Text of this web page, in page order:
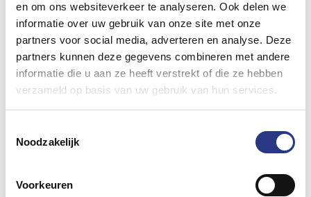
en om ons websiteverkeer te analyseren. Ook delen we
informatie over uw gebruik van onze site met onze
partners voor social media, adverteren en analyse. Deze
partners kunnen deze gegevens combineren met andere
informatie die u aan ze heeft verstrekt of die ze hebben
verzameld op basis van uw gebruik van hun services.
Noodzakelijk
Voorkeuren
hierbij aan spots en kroonluchters. In de
wintermaanden is een verwarmde tent mogelijk
en in de zomer kunnen wij zorgen voor een airco
installatie. Tevens kunt u zeer nette
toiletvoorzieningen (ook mindervalide) bij ons
Tent opbouwen in Tilburg
Het correct en netjes opzetten van een tent in